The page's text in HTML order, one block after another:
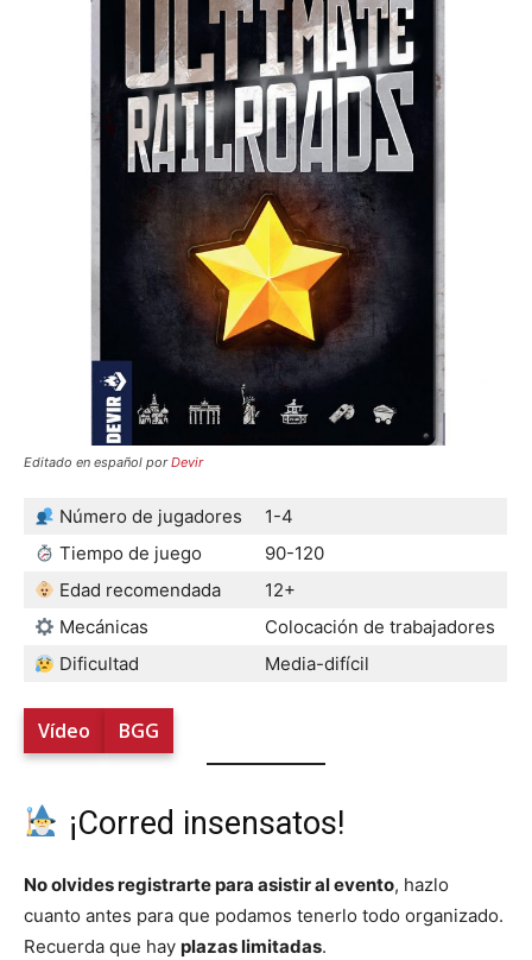
Editado en español porDevir
Número de jugadores
1-4
Tiempo de juego
90-120
Edad recomendada
12+
Mecánicas
Colocación de trabajadores
Dificultad
Media-difícil
Vídeo BGG
¡Corred insensatos!
No olvides registrarte para asistir al evento, hazlo
cuanto antes para que podamos tenerlo todo organizado.
Recuerda que hay plazas limitadas.